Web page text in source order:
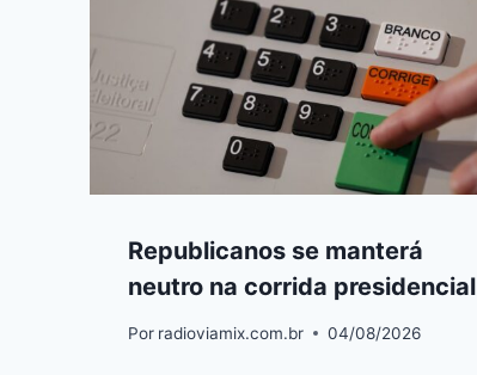
Republicanos se manterá
neutro na corrida presidencial
Por radioviamix.com.br 04/08/2026